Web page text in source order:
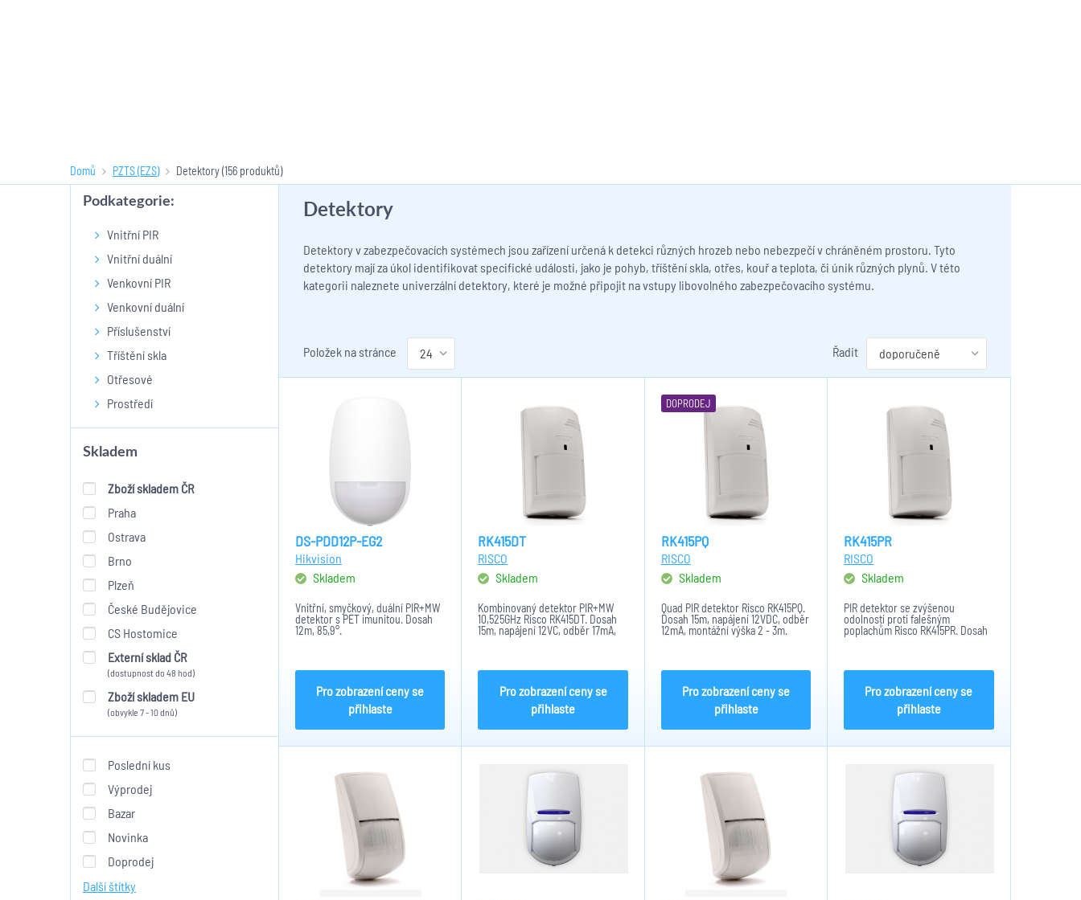
Domů PZTS (EZS) Detektory(156 produktů)
Podkategorie:
Vnitřní PIR
Vnitřní duální
Venkovní PIR
Venkovní duální
Příslušenství
Tříštění skla
Otřesové
Prostředí
Skladem
Zboží skladem ČR
Praha
Ostrava
Brno
Plzeň
České Budějovice
CS Hostomice
Externí sklad ČR
(dostupnost do 48 hod)
Zboží skladem EU
(obvykle 7 - 10 dnů)
Poslední kus
Výprodej
Bazar
Novinka
Doprodej
Další štítky
Detektory
Detektory v zabezpečovacích systémech jsou zařízení určená k detekci různých hrozeb nebo nebezpečí v chráněném prostoru. Tyto
detektory mají za úkol identifikovat specifické události, jako je pohyb, tříštění skla, otřes, kouř a teplota, či únik různých plynů. V této
kategorii naleznete univerzální detektory, které je možné připojit na vstupy libovolného zabezpečovacího systému.
Položek na stránce Řadit
DS-PDD12P-EG2
Hikvision
Skladem
Vnitřní, smyčkový, duální PIR+MW
detektor s PET imunitou. Dosah
12m, 85,9°.
Pro zobrazení ceny se
přihlaste
RK415DT
RISCO
Skladem
Kombinovaný detektor PIR+MW
10,525GHz Risco RK415DT. Dosah
15m, napájení 12VC, odběr 17mA,
vestavěné EOL rezistory,
Pro zobrazení ceny se
přihlaste
DOPRODEJ
RK415PQ
RISCO
Skladem
Quad PIR detektor Risco RK415PQ.
Dosah 15m, napájení 12VDC, odběr
12mA, montážní výška 2 - 3m.
Pro zobrazení ceny se
přihlaste
RK415PR
RISCO
Skladem
PIR detektor se zvýšenou
odolností proti falešným
poplachům Risco RK415PR. Dosah
15m, napájení 12VDC, montážní
Pro zobrazení ceny se
přihlaste